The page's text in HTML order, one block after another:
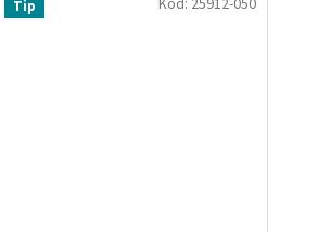
Tip Kód: 25912-050